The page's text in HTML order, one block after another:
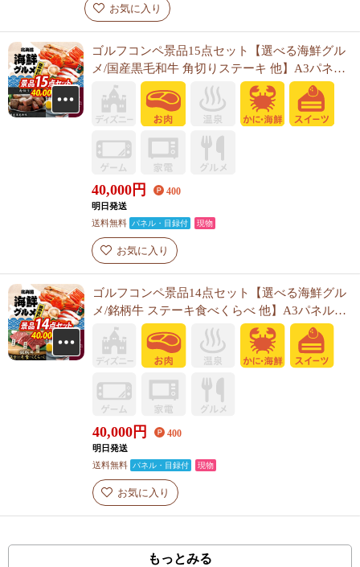
お気に入り
ゴルフコンペ景品15点セット【選べる海鮮グル
メ/国産黒毛和牛 角切りステーキ 他】A3パネ
ル・目録付き<送料無料>
40,000円 400
明日発送
送料無料 パネル・目録付 現物
お気に入り
ゴルフコンペ景品14点セット【選べる海鮮グル
メ/銘柄牛 ステーキ食べくらべ 他】A3パネル・
目録付き<送料無料>
40,000円 400
明日発送
送料無料 パネル・目録付 現物
お気に入り
もっとみる